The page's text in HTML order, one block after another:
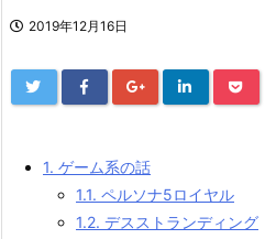
2019年12月16日
1. ゲーム系の話
1.1. ペルソナ5ロイヤル
1.2. デスストランディング